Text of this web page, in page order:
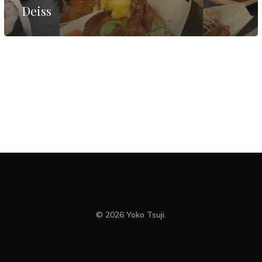
Deiss
© 2026 Yoko Tsuji.